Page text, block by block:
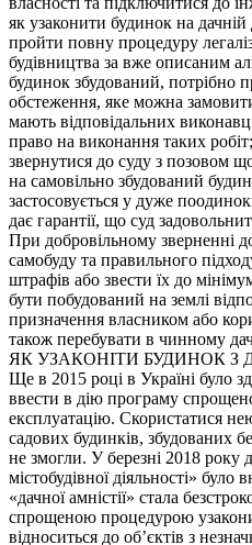
як узаконити будинок на
пройти повну процедуру
будівництва за вже описаним
будинок збудований, потрібно
обстеження, яке можна
мають відповідальних
право на виконання таких робіт;
звернутися до суду з позовом
на самовільно збудований
застосовується у дуже
дає гарантії, що суд
При добровільному зверненні
самобуду та правильного
штрафів або звести їх до
бути побудований на землі
призначення власником або
також перебувати в чинному
ЯК УЗАКОНІТИ БУДИНОК З
Ще в 2015 році в Україні було
ввести в дію програму
експлуатацію. Скористатися
садових будинків, збудованих
не змогли. У березні 2018
містобудівної діяльності»
«дачної амністії» стала
спрощеною процедурою
відноситься до об’єктів з